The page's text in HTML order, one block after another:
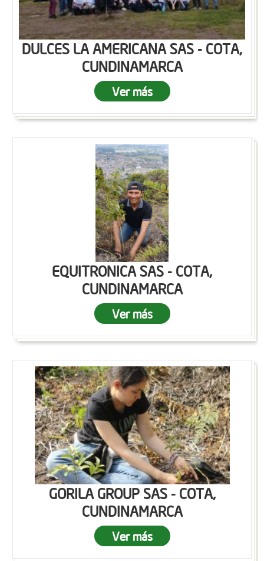
DULCES LA AMERICANA SAS - COTA,
CUNDINAMARCA
Ver más
EQUITRONICA SAS - COTA,
CUNDINAMARCA
Ver más
GORILA GROUP SAS - COTA,
CUNDINAMARCA
Ver más